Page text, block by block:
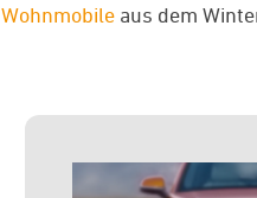
Wohnmobile aus dem